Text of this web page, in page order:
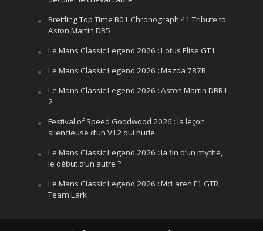
Breitling Top Time B01 Chronograph 41 Tribute to
Aston Martin DB5
Le Mans Classic Legend 2026 : Lotus Elise GT1
Le Mans Classic Legend 2026 : Mazda 787B
Le Mans Classic Legend 2026 : Aston Martin DBR1-
2
Festival of Speed Goodwood 2026 : la leçon
silencieuse d’un V12 qui hurle
Le Mans Classic Legend 2026 : la fin d’un mythe,
le début d’un autre ?
Le Mans Classic Legend 2026 : McLaren F1 GTR
Team Lark